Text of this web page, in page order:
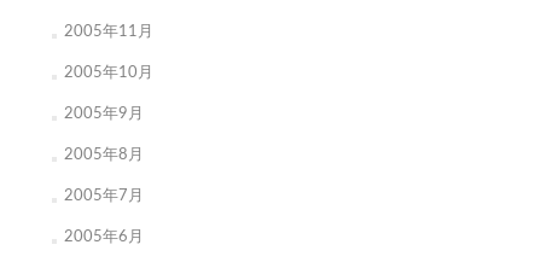
2005年11月
2005年10月
2005年9月
2005年8月
2005年7月
2005年6月